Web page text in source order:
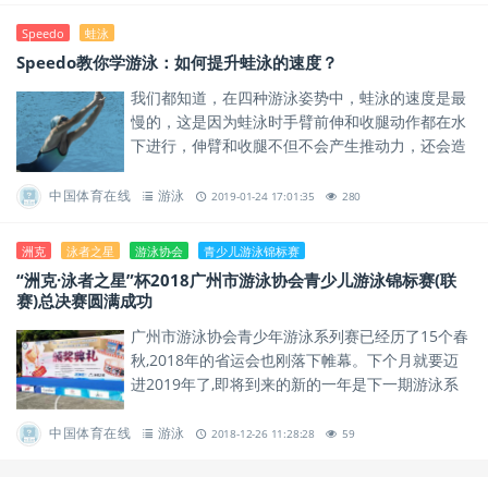
Speedo 蛙泳
Speedo教你学游泳：如何提升蛙泳的速度？
我们都知道，在四种游泳姿势中，蛙泳的速度是最
慢的，这是因为蛙泳时手臂前伸和收腿动作都在水
下进行，伸臂和收腿不但不会产生推动力，还会造
中国体育在线 游泳 2019-01-24 17:01:35 280
洲克 泳者之星 游泳协会 青少儿游泳锦标赛
“洲克·泳者之星”杯2018广州市游泳协会青少儿游泳锦标赛(联
赛)总决赛圆满成功
广州市游泳协会青少年游泳系列赛已经历了15个春
秋,2018年的省运会也刚落下帷幕。下个月就要迈
进2019年了,即将到来的新的一年是下一期游泳系
同努力,再...
中国体育在线 游泳 2018-12-26 11:28:28 59